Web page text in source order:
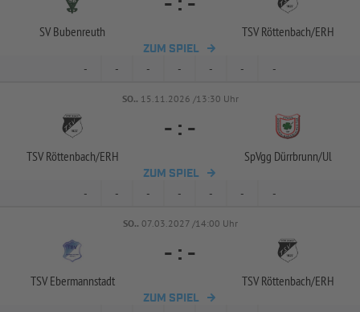
SV Bubenreuth TSV Röttenbach/ERH
ZUM SPIEL
- - - - - - -
SO.. 15.11.2026 /13:30 Uhr
TSV Röttenbach/ERH
- : -
SpVgg Dürrbrunn/Ul
ZUM SPIEL
- - - - - - -
SO.. 07.03.2027 /14:00 Uhr
TSV Ebermannstadt
- : -
TSV Röttenbach/ERH
ZUM SPIEL